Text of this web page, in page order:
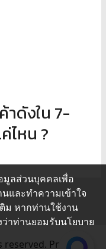
ดังใน 7-
ไหน ?
reserved. Privacy
มูลส่วนบุคคลเพื่อ
ละทำความเข้าใจ
ติม หากท่านใช้งาน
ว่าท่านยอมรับนโยบาย